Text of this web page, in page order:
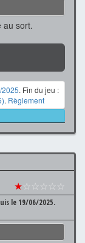
au sort.
. Fin du jeu :
. Règlement
★☆☆☆☆☆
le 19/06/2025.